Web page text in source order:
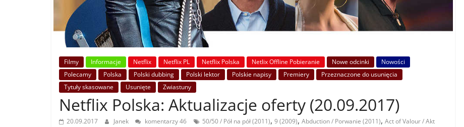
Filmy Informacje Netflix Netflix PL Netflix Polska Netlix Offline Pobieranie Nowe odcinki
Nowości
Polecamy
Polska Polski dubbing Polski lektor Polskie napisy Premiery
Przeznaczone do usunięcia
Tytuły skasowane
Usunięte Zwiastuny
Netflix Polska: Aktualizacje oferty (20.09.2017)
20.09.2017 Janek komentarzy 46 50/50 / Pół na pół (2011), 9 (2009), Abduction / Porwanie (2011), Act of Valour / Akt